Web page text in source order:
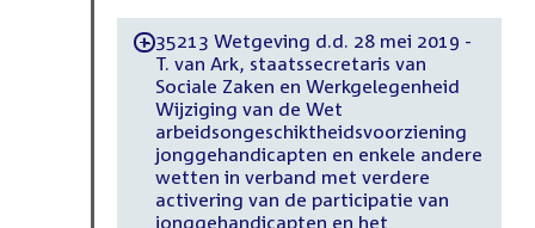
-35213 Wetgeving d.d. 28 mei 2019 -
T. van Ark, staatssecretaris van
Sociale Zaken en Werkgelegenheid
Wijziging van de Wet
arbeidsongeschiktheidsvoorziening
jonggehandicapten en enkele andere
wetten in verband met verdere
activering van de participatie van
jonggehandicapten en het